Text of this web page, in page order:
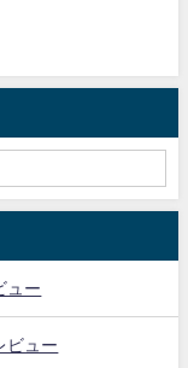
ュー
ビュー